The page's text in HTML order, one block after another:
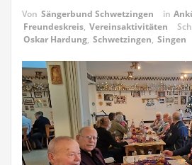
Von Sängerbund Schwetzingen in
Freundeskreis, Vereinsaktivitäten
Oskar Hardung, Schwetzingen, Singen